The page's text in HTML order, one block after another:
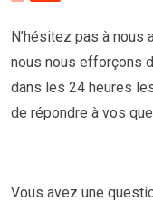
N’hésitez pas à nous
nous nous efforçons
dans les 24 heures
de répondre à vos
Vous avez une